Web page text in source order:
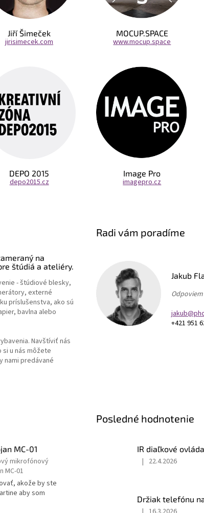
Jiří Šimeček
jirisimecek.com
MOCUP.SPACE
www.mocup.space
DEPO 2015
depo2015.cz
Image Pro
imagepro.cz
na
štúdiá a ateliéry.
- štúdiové blesky,
externé
príslušenstva, ako sú
bavlna alebo
Navštíviť nás
u nás môžete
nami predávané
Radi vám poradíme
Jakub
+421 951
MC-01
mikrofónový
MC-01
akože by ste
aby som
Posledné hodnotenie
IR diaľkové
Hodnotenie
5
z
| 22.4.2026